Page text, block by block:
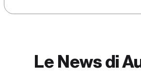
Le News di